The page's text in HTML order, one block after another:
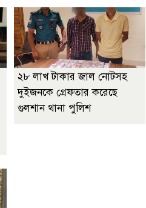
২৮ লাখ টাকার জাল নোটসহ
দুইজনকে গ্রেফতার করেছে
গুলশান থানা পুলিশ